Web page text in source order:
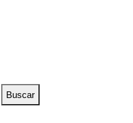
Buscar